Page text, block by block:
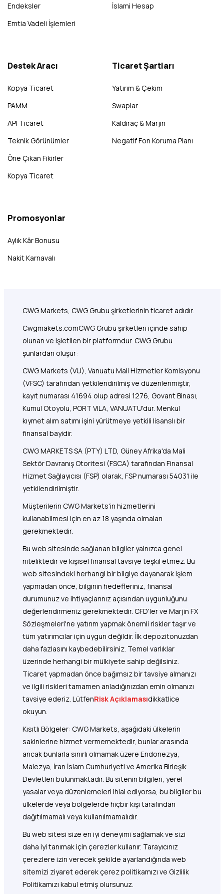
Endeksler
Emtia Vadeli İşlemleri
İslami Hesap
Destek Aracı
Kopya Ticaret
PAMM
API Ticaret
Teknik Görünümler
Öne Çıkan Fikirler
Kopya Ticaret
Ticaret Şartları
Yatırım & Çekim
Swaplar
Kaldıraç & Marjin
Negatif Fon Koruma Planı
Promosyonlar
Aylık Kâr Bonusu
Nakit Karnavalı
CWG Markets, CWG Grubu şirketlerinin ticaret adıdır.
Cwgmakets.comCWG Grubu şirketleri içinde sahip
olunan ve işletilen bir platformdur. CWG Grubu
şunlardan oluşur:
CWG Markets (VU), Vanuatu Mali Hizmetler Komisyonu
(VFSC) tarafından yetkilendirilmiş ve düzenlenmiştir,
kayıt numarası 41694 olup adresi 1276, Govant Binası,
Kumul Otoyolu, PORT VILA, VANUATU'dur. Menkul
kıymet alım satımı işini yürütmeye yetkili lisanslı bir
finansal bayidir.
CWG MARKETS SA (PTY) LTD, Güney Afrika'da Mali
Sektör Davranış Otoritesi (FSCA) tarafından Finansal
Hizmet Sağlayıcısı (FSP) olarak, FSP numarası 54031 ile
yetkilendirilmiştir.
Müşterilerin CWG Markets'in hizmetlerini
kullanabilmesi için en az 18 yaşında olmaları
gerekmektedir.
Bu web sitesinde sağlanan bilgiler yalnızca genel
niteliktedir ve kişisel finansal tavsiye teşkil etmez. Bu
web sitesindeki herhangi bir bilgiye dayanarak işlem
yapmadan önce, bilginin hedefleriniz, finansal
durumunuz ve ihtiyaçlarınız açısından uygunluğunu
değerlendirmeniz gerekmektedir. CFD'ler ve Marjin FX
Sözleşmeleri'ne yatırım yapmak önemli riskler taşır ve
tüm yatırımcılar için uygun değildir. İlk depozitonuzdan
daha fazlasını kaybedebilirsiniz. Temel varlıklar
üzerinde herhangi bir mülkiyete sahip değilsiniz.
Ticaret yapmadan önce bağımsız bir tavsiye almanızı
ve ilgili riskleri tamamen anladığınızdan emin olmanızı
tavsiye ederiz. LütfenRisk Açıklamasıdikkatlice
okuyun.
Kısıtlı Bölgeler: CWG Markets, aşağıdaki ülkelerin
sakinlerine hizmet vermemektedir, bunlar arasında
ancak bunlarla sınırlı olmamak üzere Endonezya,
Malezya, İran İslam Cumhuriyeti ve Amerika Birleşik
Devletleri bulunmaktadır. Bu sitenin bilgileri, yerel
yasalar veya düzenlemeleri ihlal ediyorsa, bu bilgiler bu
ülkelerde veya bölgelerde hiçbir kişi tarafından
dağıtılmamalı veya kullanılmamalıdır.
Bu web sitesi size en iyi deneyimi sağlamak ve sizi
daha iyi tanımak için çerezler kullanır. Tarayıcınız
çerezlere izin verecek şekilde ayarlandığında web
sitemizi ziyaret ederek çerez politikamızı ve Gizlilik
Politikamızı kabul etmiş olursunuz.